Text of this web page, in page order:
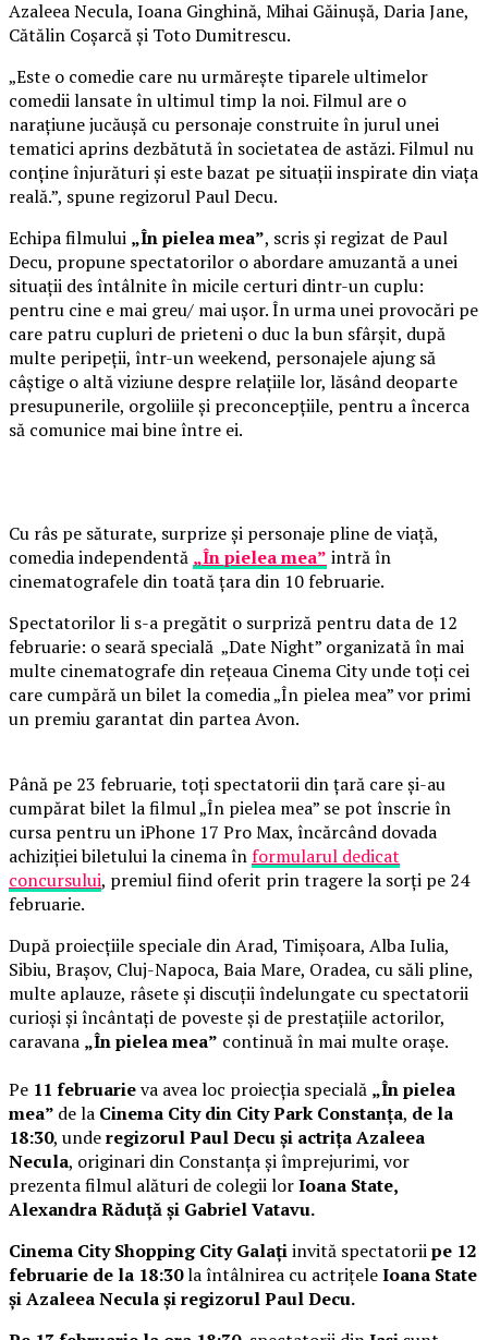
Azaleea Necula, Ioana Ginghină, Mihai Găinușă, Daria Jane,
Cătălin Coșarcă și Toto Dumitrescu.
„Este o comedie care nu urmărește tiparele ultimelor
comedii lansate în ultimul timp la noi. Filmul are o
narațiune jucăușă cu personaje construite în jurul unei
tematici aprins dezbătută în societatea de astăzi. Filmul nu
conține înjurături și este bazat pe situații inspirate din viața
reală.”, spune regizorul Paul Decu.
Echipa filmului „În pielea mea”, scris și regizat de Paul
Decu, propune spectatorilor o abordare amuzantă a unei
situații des întâlnite în micile certuri dintr-un cuplu:
pentru cine e mai greu/ mai ușor. În urma unei provocări pe
care patru cupluri de prieteni o duc la bun sfârșit, după
multe peripeții, într-un weekend, personajele ajung să
câștige o altă viziune despre relațiile lor, lăsând deoparte
presupunerile, orgoliile și preconcepțiile, pentru a încerca
să comunice mai bine între ei.
Cu râs pe săturate, surprize și personaje pline de viață,
comedia independentă „În pielea mea” intră în
cinematografele din toată țara din 10 februarie.
Spectatorilor li s-a pregătit o surpriză pentru data de 12
februarie: o seară specială „Date Night” organizată în mai
multe cinematografe din rețeaua Cinema City unde toți cei
care cumpără un bilet la comedia „În pielea mea” vor primi
un premiu garantat din partea Avon.
Până pe 23 februarie, toți spectatorii din țară care și-au
cumpărat bilet la filmul „În pielea mea” se pot înscrie în
cursa pentru un iPhone 17 Pro Max, încărcând dovada
achiziției biletului la cinema înformularul dedicat
concursului, premiul fiind oferit prin tragere la sorți pe 24
februarie.
După proiecțiile speciale din Arad, Timișoara, Alba Iulia,
Sibiu, Brașov, Cluj-Napoca, Baia Mare, Oradea, cu săli pline,
multe aplauze, râsete și discuții îndelungate cu spectatorii
curioși și încântați de poveste și de prestațiile actorilor,
caravana „În pielea mea” continuă în mai multe orașe.
Pe 11 februarieva avea loc proiecția specială „În pielea
mea” de la Cinema City din City Park Constanța, de la
18:30, underegizorul Paul Decu și actrița Azaleea
Necula, originari din Constanța și împrejurimi, vor
prezenta filmul alături de colegii lorIoana State,
Alexandra Răduță și Gabriel Vatavu.
Cinema City Shopping City Galațiinvită spectatoriipe 12
februarie de la 18:30la întâlnirea cu actrițeleIoana State
și Azaleea Necula și regizorul Paul Decu.